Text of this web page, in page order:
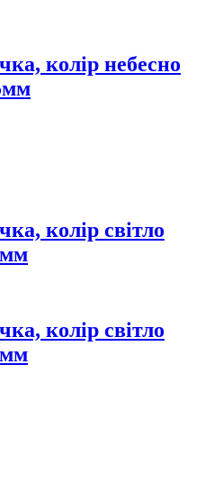
колір небесно
колір світло
колір світло